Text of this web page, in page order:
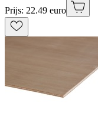
Prijs: 22.49 euro